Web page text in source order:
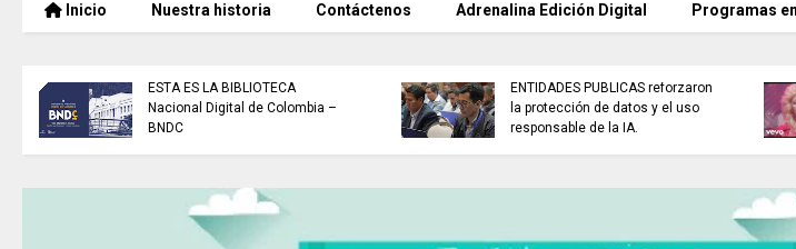
Inicio Nuestra historia Contáctenos Adrenalina Edición Digital Programas
ESTA ES LA BIBLIOTECA
Nacional Digital de Colombia –
BNDC
ENTIDADES PÚBLICAS reforzaron
la protección de datos y el uso
responsable de la IA.